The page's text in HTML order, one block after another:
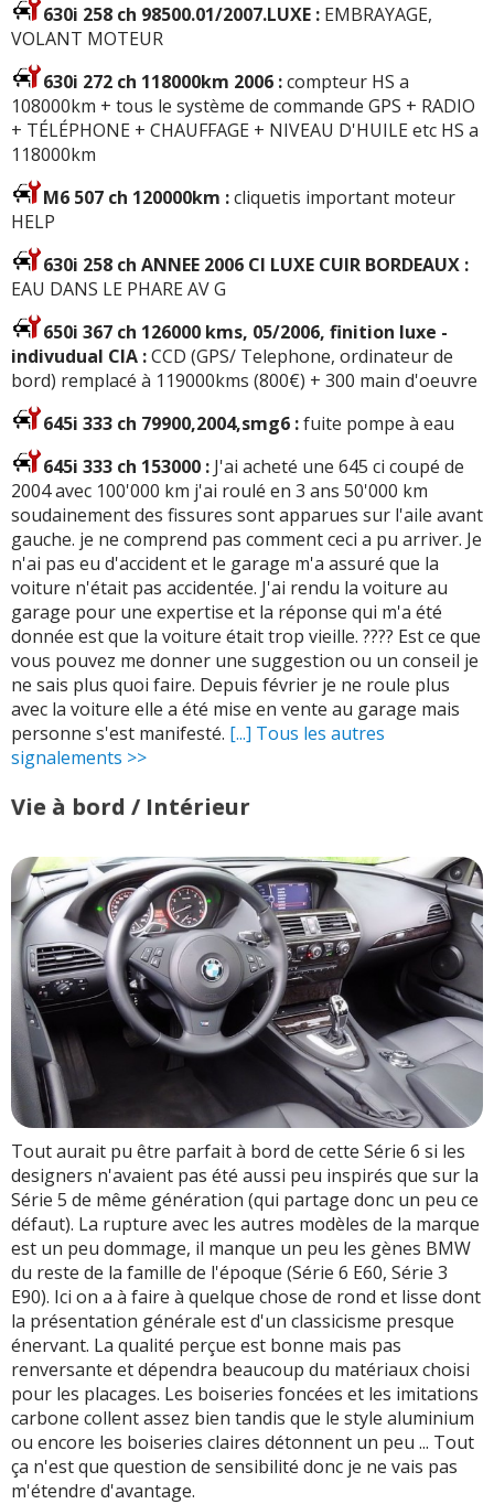
630i 258 ch 98500.01/2007.LUXE : EMBRAYAGE,
VOLANT MOTEUR
630i 272 ch 118000km 2006 :compteur HS a
108000km + tous le système de commande GPS + RADIO
+ TÉLÉPHONE + CHAUFFAGE + NIVEAU D'HUILE etc HS a
118000km
M6 507 ch 120000km :cliquetis important moteur
HELP
630i 258 ch ANNEE 2006 CI LUXE CUIR BORDEAUX :
EAU DANS LE PHARE AV G
650i 367 ch 126000 kms, 05/2006, finition luxe -
indivudual CIA :CCD (GPS/ Telephone, ordinateur de
bord) remplacé à 119000kms (800€) + 300 main d'oeuvre
645i 333 ch 79900,2004,smg6 :fuite pompe à eau
645i 333 ch 153000 : J'ai acheté une 645 ci coupé de
2004 avec 100'000 km j'ai roulé en 3 ans 50'000 km
soudainement des fissures sont apparues sur l'aile avant
gauche. je ne comprend pas comment ceci a pu arriver. Je
n'ai pas eu d'accident et le garage m'a assuré que la
voiture n'était pas accidentée. J'ai rendu la voiture au
garage pour une expertise et la réponse qui m'a été
donnée est que la voiture était trop vieille. ???? Est ce que
vous pouvez me donner une suggestion ou un conseil je
ne sais plus quoi faire. Depuis février je ne roule plus
avec la voiture elle a été mise en vente au garage mais
personne s'est manifesté. [...] Tous les autres
signalements >>
Vie à bord / Intérieur
Tout aurait pu être parfait à bord de cette Série 6 si les
designers n'avaient pas été aussi peu inspirés que sur la
Série 5 de même génération (qui partage donc un peu ce
défaut). La rupture avec les autres modèles de la marque
est un peu dommage, il manque un peu les gènes BMW
du reste de la famille de l'époque (Série 6 E60, Série 3
E90). Ici on a à faire à quelque chose de rond et lisse dont
la présentation générale est d'un classicisme presque
énervant. La qualité perçue est bonne mais pas
renversante et dépendra beaucoup du matériaux choisi
pour les placages. Les boiseries foncées et les imitations
carbone collent assez bien tandis que le style aluminium
ou encore les boiseries claires détonnent un peu ... Tout
ça n'est que question de sensibilité donc je ne vais pas
m'étendre d'avantage.